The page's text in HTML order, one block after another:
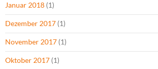
Januar 2018 (1)
Dezember 2017 (1)
November 2017 (1)
Oktober 2017 (1)